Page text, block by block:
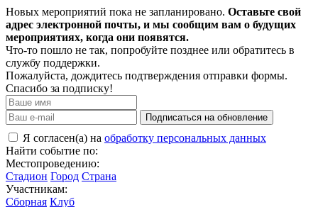
Новых мероприятий пока не запланировано. Оставьте свой
адрес электронной почты, и мы сообщим вам о будущих
мероприятиях, когда они появятся.
Что-то пошло не так, попробуйте позднее или обратитесь в
службу поддержки.
Пожалуйста, дождитесь подтверждения отправки формы.
Спасибо за подписку!
Подписаться на обновление
Я согласен(а) на обработку персональных данных
Найти событие по:
Местопроведению:
Стадион Город Страна
Участникам:
Сборная Клуб